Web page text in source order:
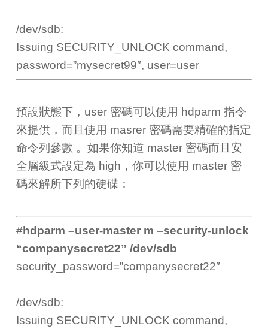
/dev/sdb:
Issuing SECURITY_UNLOCK command,
password=”mysecret99″, user=user
預設狀態下，user 密碼可以使用 hdparm 指令
來提供，而且使用 masrer 密碼需要精確的指定
命令列參數 。如果你知道 master 密碼而且安
全層級式設定為 high，你可以使用 master 密
碼來解所下列的硬碟：
#hdparm –user-master m –security-unlock
“companysecret22” /dev/sdb
security_password=”companysecret22″
/dev/sdb:
Issuing SECURITY_UNLOCK command,